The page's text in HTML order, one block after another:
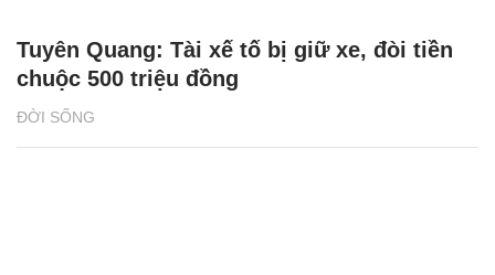
ĐỜI SỐNG
Tuyên Quang: Tài xế tố bị giữ xe, đòi tiền
chuộc 500 triệu đồng